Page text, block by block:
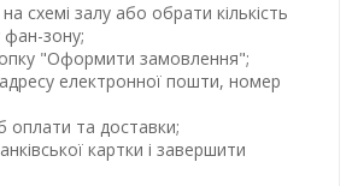
схемі залу або обрати кількість
фан-зону;
"Оформити замовлення";
електронної пошти, номер
оплати та доставки;
картки і завершити